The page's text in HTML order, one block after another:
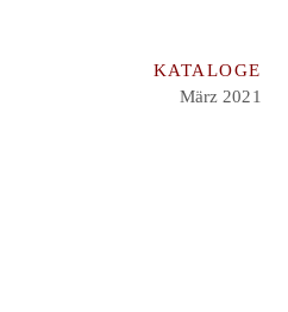
KATALOGE
März 2021